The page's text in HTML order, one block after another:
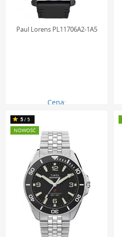
Paul Lorens PL11706A2-1A5
Cena:
5/5
NOWOŚĆ